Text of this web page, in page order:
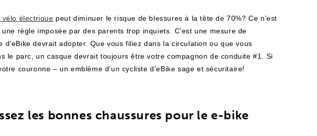
vélo électrique peut diminuer le risque de blessures à la tête de 70%? Ce n’est
règle imposée par des parents trop inquiets. C’est une mesure de
devrait adopter. Que vous filiez dans la circulation ou que vous
le parc, un casque devrait toujours être votre compagnon de conduite #1. Si
couronne – un emblème d’un cycliste d’eBike sage et sécuritaire!
les bonnes chaussures pour le e-bike